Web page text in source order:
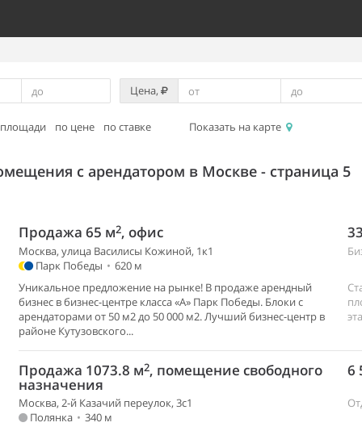
Цена,
по цене по ставке Показать на карте
с арендатором в Москве - страница 5
Продажа 65 м2, офис
Москва, улица Василисы Кожиной, 1к1
Парк Победы • 620 м
Уникальное предложение на рынке! В продаже арендный
бизнес в бизнес-центре класса «А» Парк Победы. Блоки с
арендаторами от 50 м2 до 50 000 м2. Лучший бизнес-центр в
районе Кутузовского...
Продажа 1073.8 м2, помещение свободного
назначения
6
Москва, 2-й Казачий переулок, 3с1
Полянка • 340 м